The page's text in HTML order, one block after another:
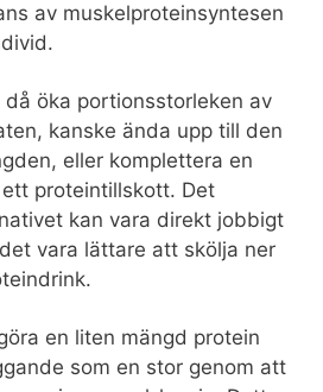
av muskelproteinsyntesen
öka portionsstorleken av
kanske ända upp till den
eller komplettera en
proteintillskott. Det
kan vara direkt jobbigt
vara lättare att skölja ner
en liten mängd protein
som en stor genom att